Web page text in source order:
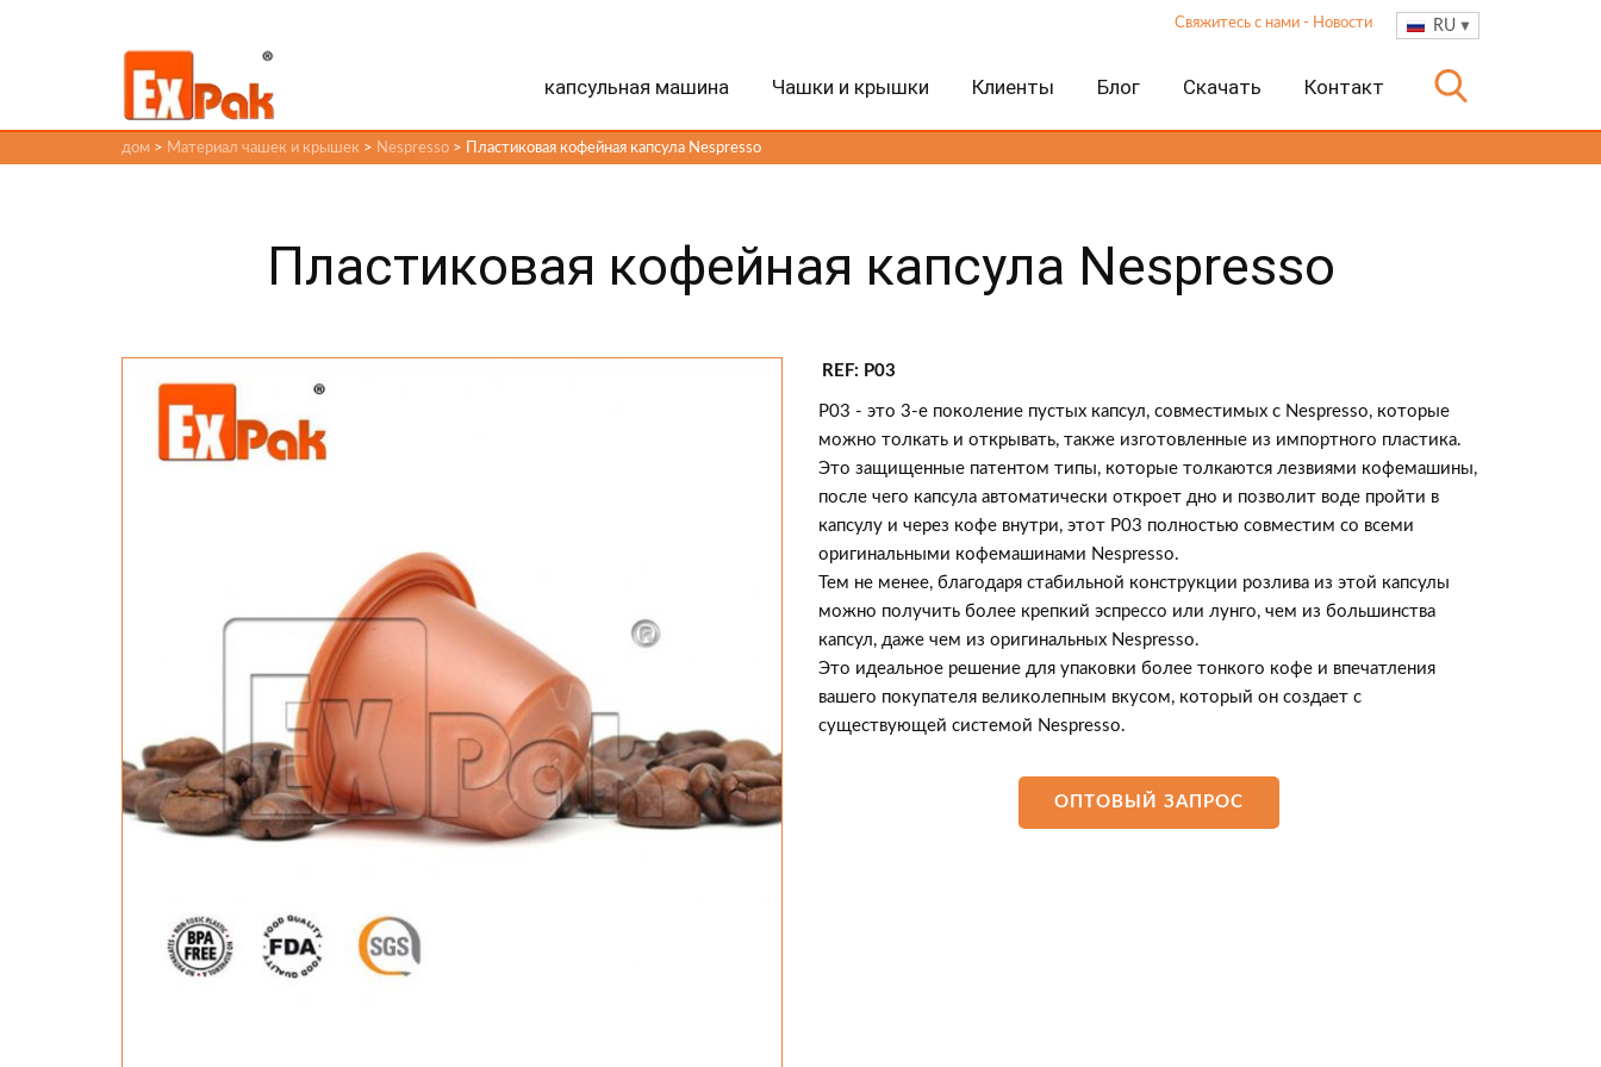
RU
Свяжитесь с нами - Новости
капсульная машина Чашки и крышки Клиенты Блог Скачать Контакт
дом > Материал чашек и крышек > Nespresso > Пластиковая кофейная капсула Nespresso
Пластиковая кофейная капсула Nespresso
REF: P03
P03 - это 3-е поколение пустых капсул, совместимых с Nespresso, которые
можно толкать и открывать, также изготовленные из импортного пластика.
Это защищенные патентом типы, которые толкаются лезвиями кофемашины,
после чего капсула автоматически откроет дно и позволит воде пройти в
капсулу и через кофе внутри, этот P03 полностью совместим со всеми
оригинальными кофемашинами Nespresso.
Тем не менее, благодаря стабильной конструкции розлива из этой капсулы
можно получить более крепкий эспрессо или лунго, чем из большинства
капсул, даже чем из оригинальных Nespresso.
Это идеальное решение для упаковки более тонкого кофе и впечатления
вашего покупателя великолепным вкусом, который он создает с
существующей системой Nespresso.
ОПТОВЫЙ ЗАПРОС